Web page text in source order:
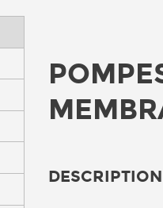
DESCRIPTION